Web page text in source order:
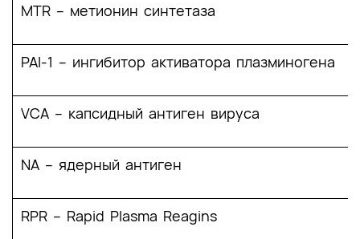
MTR – метионин синтетаза
PAI-1 – ингибитор активатора плазминогена
VCA – капсидный антиген вируса
NA – ядерный антиген
RPR – Rapid Plasma Reagins